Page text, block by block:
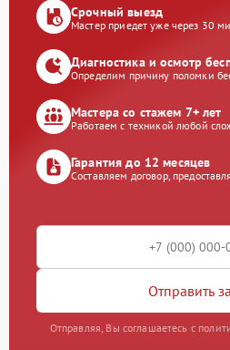
Срочный выезд
Мастер приедет уже через 30
Диагностика и осмотр
Определим причину поломки
Мастера со стажем 7+ лет
Работаем с техникой любой
Гарантия до 12 месяцев
Составляем договор,
Отправить
Отправляя, Вы соглашаетесь с